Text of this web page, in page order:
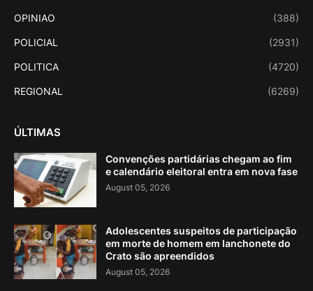
OPINIAO (388)
POLICIAL (2931)
POLITICA (4720)
REGIONAL (6269)
ÚLTIMAS
Convenções partidárias chegam ao fim
e calendário eleitoral entra em nova fase
August 05, 2026
Adolescentes suspeitos de participação
em morte de homem em lanchonete do
Crato são apreendidos
August 05, 2026